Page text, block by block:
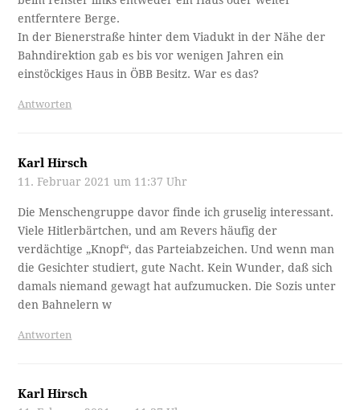
entferntere Berge.
In der Bienerstraße hinter dem Viadukt in der Nähe der
Bahndirektion gab es bis vor wenigen Jahren ein
einstöckiges Haus in ÖBB Besitz. War es das?
Antworten
Karl Hirsch
11. Februar 2021 um 11:37 Uhr
Die Menschengruppe davor finde ich gruselig interessant.
Viele Hitlerbärtchen, und am Revers häufig der
verdächtige „Knopf“, das Parteiabzeichen. Und wenn man
die Gesichter studiert, gute Nacht. Kein Wunder, daß sich
damals niemand gewagt hat aufzumucken. Die Sozis unter
den Bahnelern w
Antworten
Karl Hirsch